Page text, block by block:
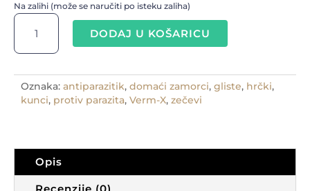
Na zalihi (može se naručiti po isteku zaliha)
Protiv
parazita
Verm-
Nuggets
kolačići-
hrčki,
količina
DODAJ U KOŠARICU
Oznaka: antiparazitik, domaći zamorci, gliste, hrčki,
kunci, protiv parazita, Verm-X, zečevi
Opis